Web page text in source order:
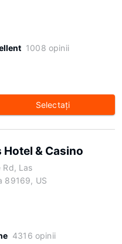
1008 opinii
Selectaţi
Hotel & Casino
Las
89169, US
4316 opinii